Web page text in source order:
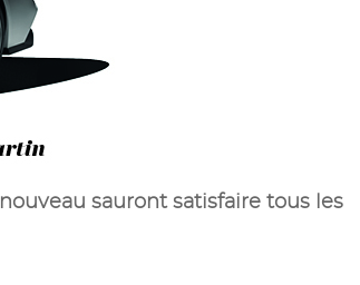
sauront satisfaire tous les